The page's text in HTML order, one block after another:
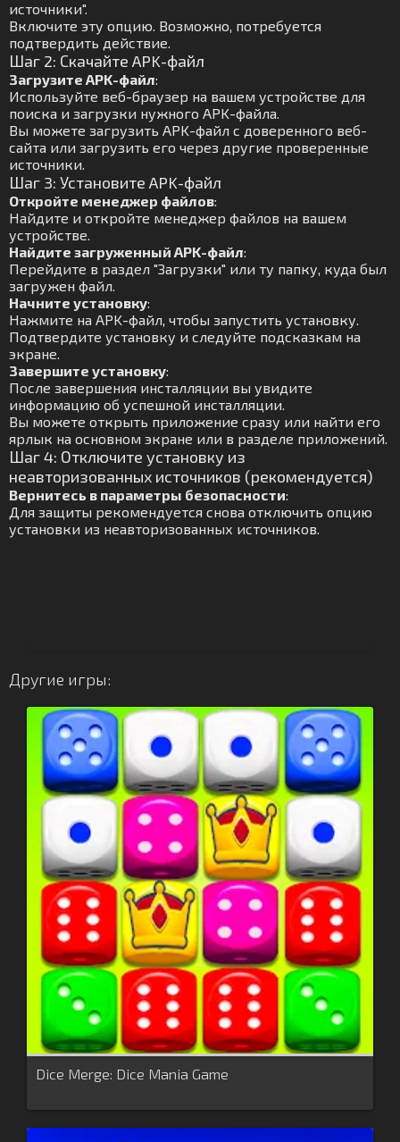
источники".
Включите эту опцию. Возможно, потребуется
подтвердить действие.
Шаг 2: Скачайте APK-файл
Загрузите APK-файл:
Используйте веб-браузер на вашем устройстве для
поиска и загрузки нужного APK-файла.
Вы можете загрузить APK-файл с доверенного веб-
сайта или загрузить его через другие проверенные
источники.
Шаг 3: Установите APK-файл
Откройте менеджер файлов:
Найдите и откройте менеджер файлов на вашем
устройстве.
Найдите загруженный APK-файл:
Перейдите в раздел "Загрузки" или ту папку, куда был
загружен файл.
Начните установку:
Нажмите на APK-файл, чтобы запустить установку.
Подтвердите установку и следуйте подсказкам на
экране.
Завершите установку:
После завершения инсталляции вы увидите
информацию об успешной инсталляции.
Вы можете открыть приложение сразу или найти его
ярлык на основном экране или в разделе приложений.
Шаг 4: Отключите установку из
неавторизованных источников (рекомендуется)
Вернитесь в параметры безопасности:
Для защиты рекомендуется снова отключить опцию
установки из неавторизованных источников.
Другие игры:
Dice Merge: Dice Mania Game